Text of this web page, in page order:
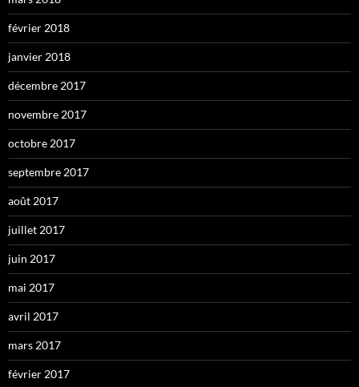
février 2018
janvier 2018
décembre 2017
novembre 2017
octobre 2017
septembre 2017
août 2017
juillet 2017
juin 2017
mai 2017
avril 2017
mars 2017
février 2017